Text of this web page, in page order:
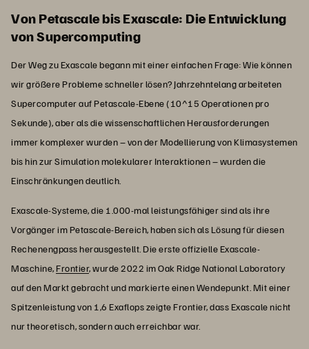
Von Petascale bis Exascale: Die Entwicklung
von Supercomputing
Der Weg zu Exascale begann mit einer einfachen Frage: Wie können
wir größere Probleme schneller lösen? Jahrzehntelang arbeiteten
Supercomputer auf Petascale-Ebene (10^15 Operationen pro
Sekunde), aber als die wissenschaftlichen Herausforderungen
immer komplexer wurden – von der Modellierung von Klimasystemen
bis hin zur Simulation molekularer Interaktionen – wurden die
Einschränkungen deutlich.
Exascale-Systeme, die 1.000-mal leistungsfähiger sind als ihre
Vorgänger im Petascale-Bereich, haben sich als Lösung für diesen
Rechenengpass herausgestellt. Die erste offizielle Exascale-
Maschine,Frontier, wurde 2022 im Oak Ridge National Laboratory
auf den Markt gebracht und markierte einen Wendepunkt. Mit einer
Spitzenleistung von 1,6 Exaflops zeigte Frontier, dass Exascale nicht
nur theoretisch, sondern auch erreichbar war.